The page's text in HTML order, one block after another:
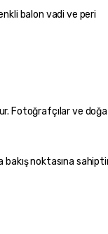
balon vadi ve peri
Fotoğrafçılar ve doğa
noktasına